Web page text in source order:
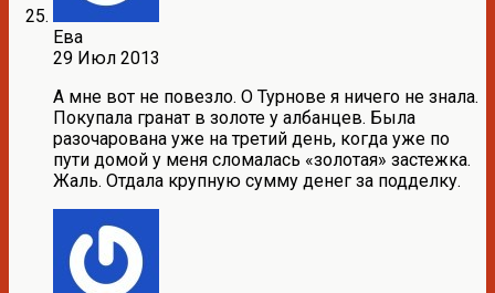
Ева
29 Июл 2013
А мне вот не повезло. О Турнове я ничего не знала.
Покупала гранат в золоте у албанцев. Была
разочарована уже на третий день, когда уже по
пути домой у меня сломалась «золотая» застежка.
Жаль. Отдала крупную сумму денег за подделку.